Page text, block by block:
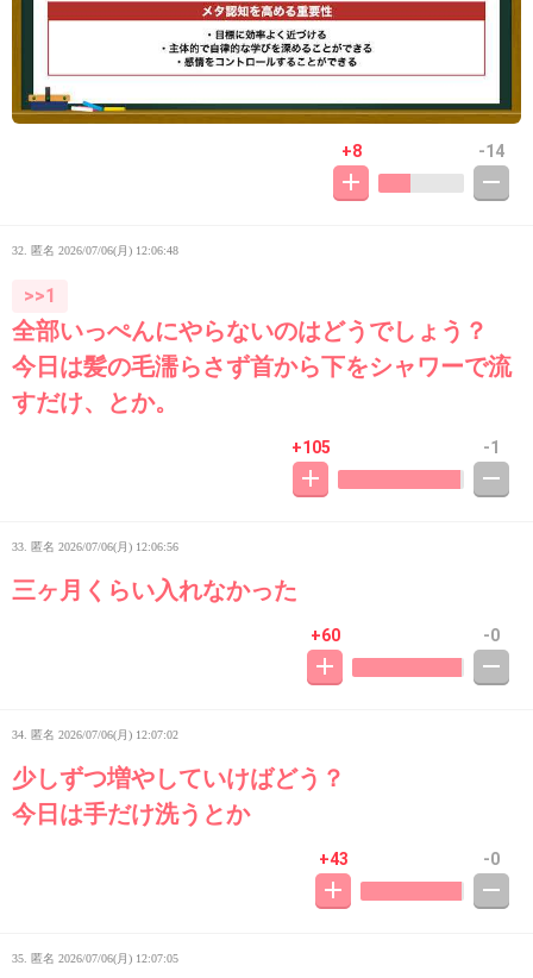
+8 -14
32. 匿名 2026/07/06(月) 12:06:48
>>1
全部いっぺんにやらないのはどうでしょう？
今日は髪の毛濡らさず首から下をシャワーで流
すだけ、とか。
+105 -1
33. 匿名 2026/07/06(月) 12:06:56
三ヶ月くらい入れなかった
+60 -0
34. 匿名 2026/07/06(月) 12:07:02
少しずつ増やしていけばどう？
今日は手だけ洗うとか
+43 -0
35. 匿名 2026/07/06(月) 12:07:05